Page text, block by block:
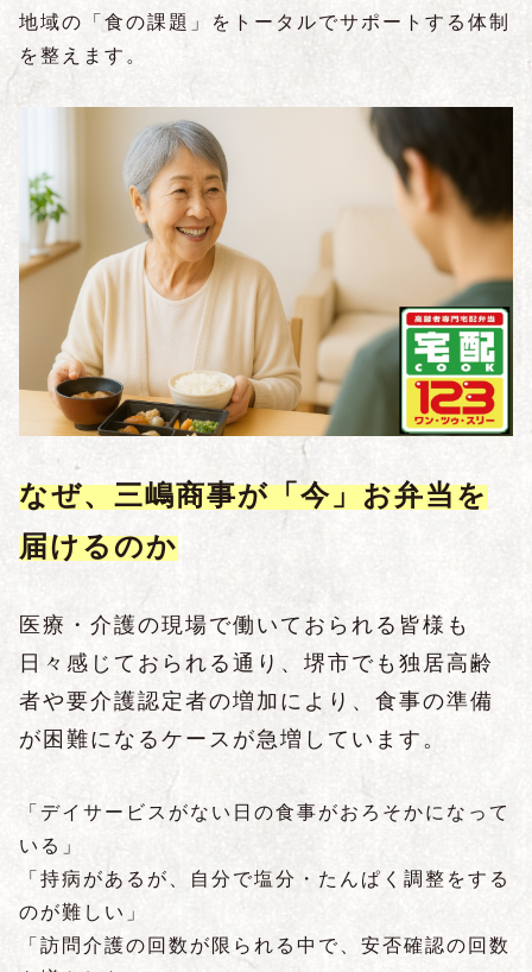
地域の「食の課題」をトータルでサポートする体制
を整えます。
なぜ、三嶋商事が「今」お弁当を
届けるのか
医療・介護の現場で働いておられる皆様も
日々感じておられる通り、堺市でも独居高齢
者や要介護認定者の増加により、食事の準備
が困難になるケースが急増しています。
「デイサービスがない日の食事がおろそかになって
いる」
「持病があるが、自分で塩分・たんぱく調整をする
のが難しい」
「訪問介護の回数が限られる中で、安否確認の回数